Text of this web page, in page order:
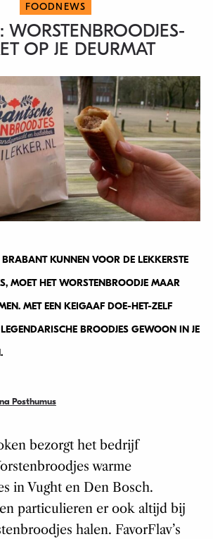
FOODNEWS
WORSTENBROODJES-
OP JE DEURMAT
KUNNEN VOOR DE LEKKERSTE
MOET HET WORSTENBROODJE MAAR
MET EEN KEIGAAF DOE-HET-ZELF
BROODJES GEWOON IN JE
Posthumus
bezorgt het bedrijf
warme
in Vught en Den Bosch.
particulieren er ook altijd bij
halen. FavorFlav’s